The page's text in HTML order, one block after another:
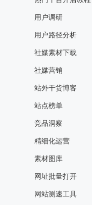
用户调研
用户路径分析
社媒素材下载
社媒营销
站外干货博客
站点榜单
竞品洞察
精细化运营
素材图库
网址批量打开
网站测速工具